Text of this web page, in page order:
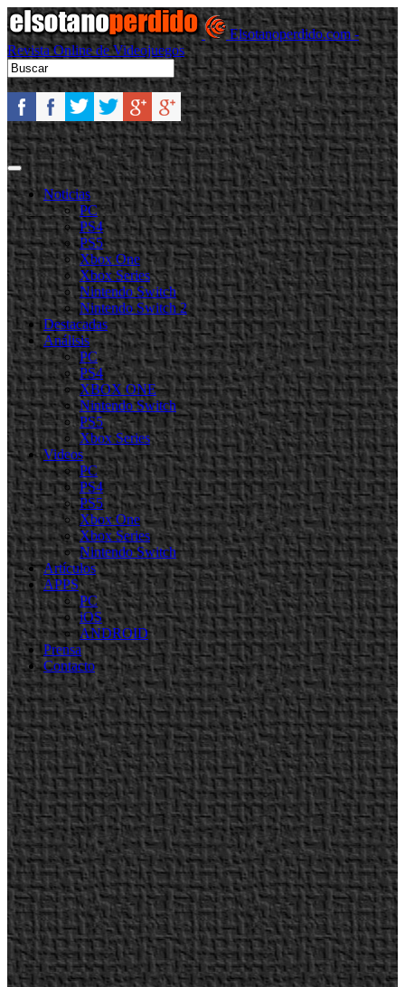
Elsotanoperdido.com -
Revista Online de Videojuegos
Noticias
PC
PS4
PS5
Xbox One
Xbox Series
Nintendo Switch
Nintendo Switch 2
Destacadas
Análisis
PC
PS4
XBOX ONE
Nintendo Switch
PS5
Xbox Series
Videos
PC
PS4
PS5
Xbox One
Xbox Series
Nintendo Switch
Artículos
APPS
PC
iOS
ANDROID
Prensa
Contacto